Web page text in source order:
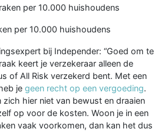
per 10.000 huishoudens
per 10.000 huishoudens
bij Independer: “Goed om te
keert je verzekeraar alleen de
of All Risk verzekerd bent. Met een
je geen recht op een vergoeding.
zich hier niet van bewust en draaien
op voor de kosten. Woon je in een
vaak voorkomen, dan kan het dus